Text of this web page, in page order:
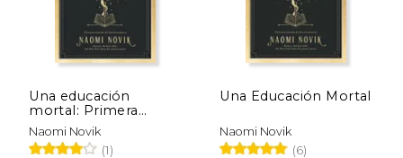
Una educación
mortal: Primera
lección de
Escolomancia
Naomi Novik
(1)
Una Educación Mortal
Naomi Novik
(6)